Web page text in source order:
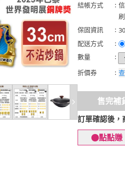
結帳方式
:
保固資訊
:
配送方式
:
數量
:
折價券
:
售完補
訂單確認後
點點賺